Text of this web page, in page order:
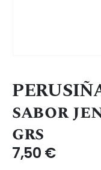
sabor
grs
7,50 €